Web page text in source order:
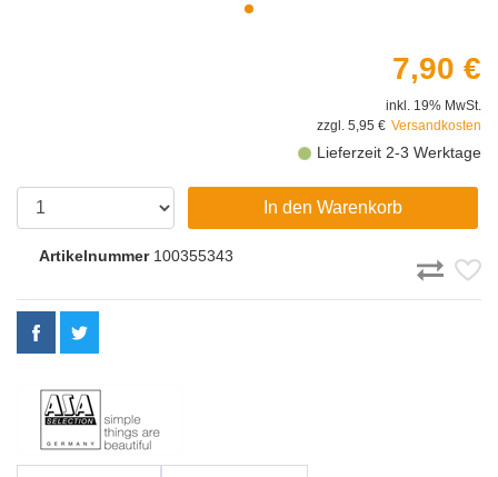
7,90 €
inkl. 19% MwSt.
zzgl. 5,95 € Versandkosten
Lieferzeit 2-3 Werktage
In den Warenkorb
Artikelnummer100355343